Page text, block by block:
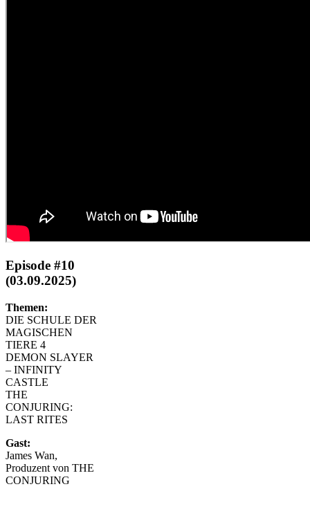
Episode #10
(03.09.2025)
Themen:
DIE SCHULE DER
MAGISCHEN
TIERE 4
DEMON SLAYER
– INFINITY
CASTLE
THE
CONJURING:
LAST RITES
Gast:
James Wan,
Produzent von THE
CONJURING